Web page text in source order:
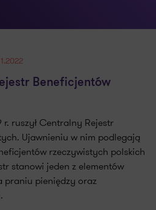
Beneficjentów
r. ruszył Centralny Rejestr
Ujawnieniu w nim podlegają
rzeczywistych polskich
stanowi jeden z elementów
praniu pieniędzy oraz